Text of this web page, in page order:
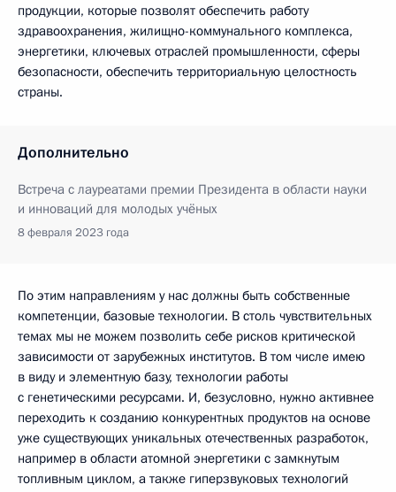
продукции, которые позволят обеспечить работу
здравоохранения, жилищно-коммунального комплекса,
энергетики, ключевых отраслей промышленности, сферы
безопасности, обеспечить территориальную целостность
страны.
Дополнительно
Встреча с лауреатами премии Президента в области науки
и инноваций для молодых учёных
8 февраля 2023 года
По этим направлениям у нас должны быть собственные
компетенции, базовые технологии. В столь чувствительных
темах мы не можем позволить себе рисков критической
зависимости от зарубежных институтов. В том числе имею
в виду и элементную базу, технологии работы
с генетическими ресурсами. И, безусловно, нужно активнее
переходить к созданию конкурентных продуктов на основе
уже существующих уникальных отечественных разработок,
например в области атомной энергетики с замкнутым
топливным циклом, а также гиперзвуковых технологий